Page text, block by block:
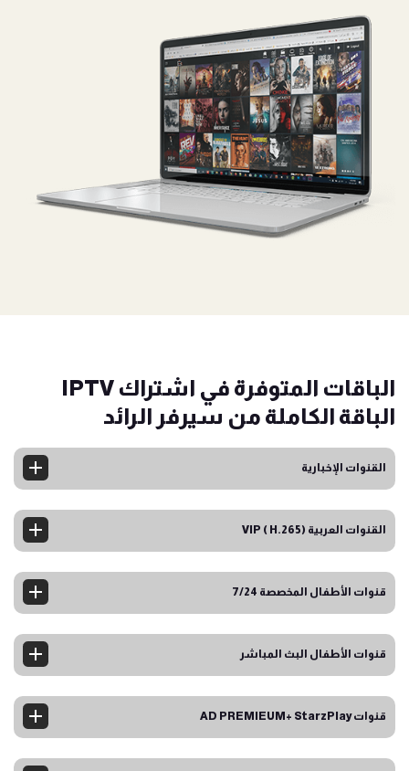
الباقات المتوفرة في اشتراك IPTV
الباقة الكاملة من سيرفر الرائد
القنوات الإخبارية
القنوات العربية VIP ( H.265)
قنوات الأطفال المخصصة 7/24
قنوات الأطفال البث المباشر
قنوات AD PREMIEUM+ StarzPlay